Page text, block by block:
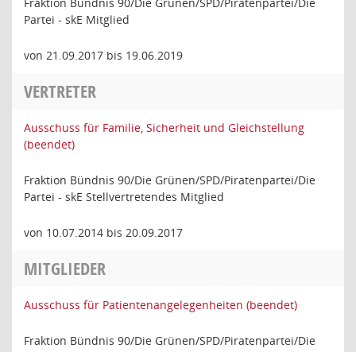
Partei - skE Mitglied
von 21.09.2017 bis 19.06.2019
VERTRETER
Ausschuss für Familie, Sicherheit und Gleichstellung
(beendet)
Fraktion Bündnis 90/Die Grünen/SPD/Piratenpartei/Die
Partei - skE Stellvertretendes Mitglied
von 10.07.2014 bis 20.09.2017
MITGLIEDER
Ausschuss für Patientenangelegenheiten (beendet)
Fraktion Bündnis 90/Die Grünen/SPD/Piratenpartei/Die